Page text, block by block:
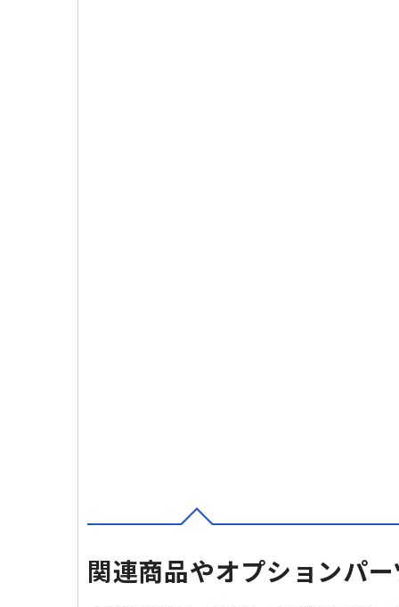
関連商品やオプションパ